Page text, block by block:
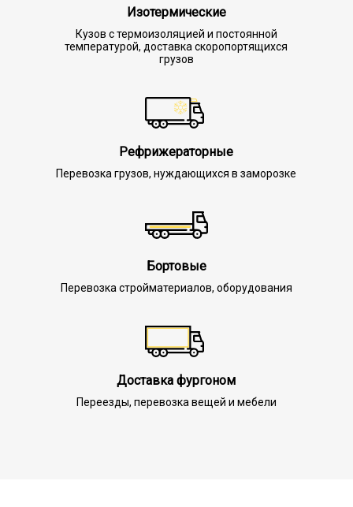
Изотермические
Кузов с термоизоляцией и постоянной
температурой, доставка скоропортящихся
грузов
Рефрижераторные
Перевозка грузов, нуждающихся в заморозке
Бортовые
Перевозка стройматериалов, оборудования
Доставка фургоном
Переезды, перевозка вещей и мебели